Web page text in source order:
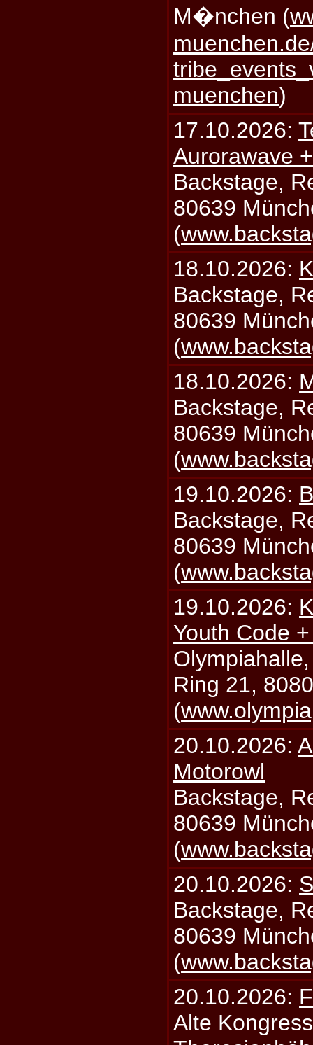
M�nchen (
muenchen)
17.10.2026:
Aurorawave
Backstage,
80639
(
18.10.2026:
Backstage,
80639
(
18.10.2026:
Backstage,
80639
(
19.10.2026:
Backstage,
80639
(
19.10.2026:
Youth Code
Ring 21,
(
20.10.2026:
Motorowl
Backstage,
80639
(
20.10.2026:
Backstage,
80639
(
20.10.2026:
Alte